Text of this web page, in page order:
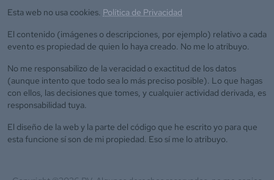
Esta web no usa cookies. Política de Privacidad
El contenido (imágenes o descripciones, por ejemplo) relativo a cada
evento es propiedad de quien lo haya creado. No me lo atribuyo.
No me responsabilizo de la veracidad o exactitud de los datos
(aunque intento que todo sea lo más preciso posible). Lo que hagas
con ellos, las decisiones que tomes, y cualquier actividad derivada, es
responsabilidad tuya.
El diseño de la web y la parte del código que he escrito yo para que
esta funcione sí son de mi propiedad. Eso sí me lo atribuyo.